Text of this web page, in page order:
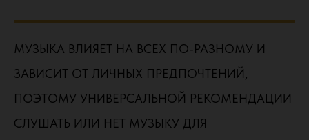
МУЗЫКА ВЛИЯЕТ НА ВСЕХ ПО-РАЗНОМУ И
ЗАВИСИТ ОТ ЛИЧНЫХ ПРЕДПОЧТЕНИЙ,
ПОЭТОМУ УНИВЕРСАЛЬНОЙ РЕКОМЕНДАЦИИ
СЛУШАТЬ ИЛИ НЕТ МУЗЫКУ ДЛЯ